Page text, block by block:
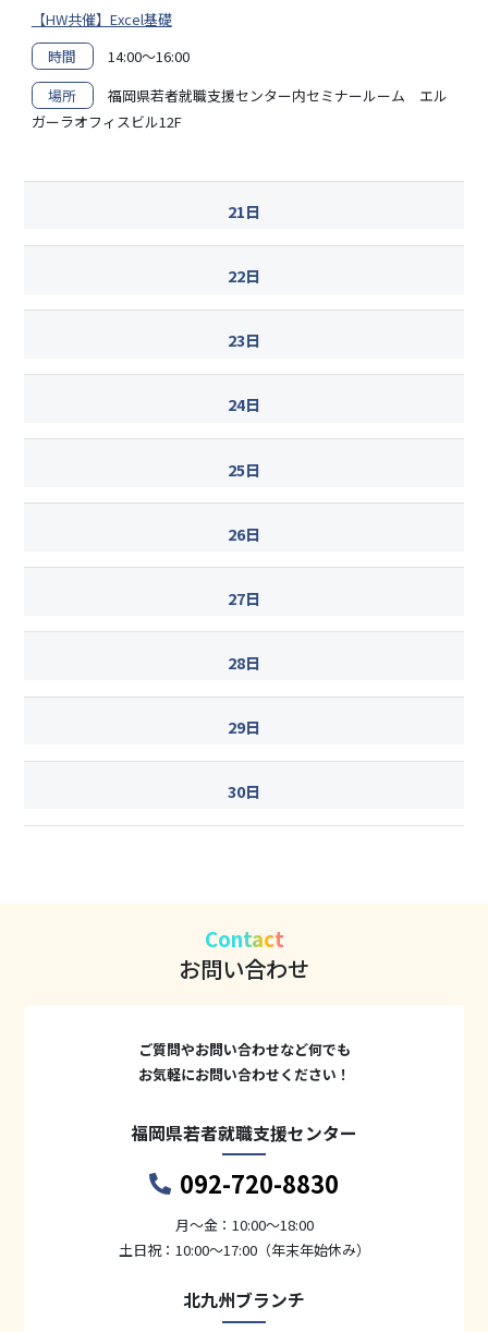
【HW共催】Excel基礎
時間
14:00～16:00
場所
福岡県若者就職支援センター内セミナールーム エル
ガーラオフィスビル12F
21日
22日
23日
24日
25日
26日
27日
28日
29日
30日
Contact
お問い合わせ
ご質問やお問い合わせなど何でも
お気軽にお問い合わせください！
福岡県若者就職支援センター
092-720-8830
月〜金：10:00～18:00
土日祝：10:00～17:00（年末年始休み）
北九州ブランチ